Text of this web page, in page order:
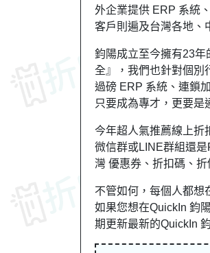
外企業提供 ERP 系統
客戶則遍及台灣各地、
鈞陽成立至今擁有23
全』，我們也針對個別
過磅 ERP 系統、連鎖
只要成為專才，更要是
今年超人氣推薦線上折
微信群或LINE群組還
灣 優惠券、折扣碼、
不管如何，每個人都想
如果您想在QuickIn 鈞
期更新最新的QuickIn